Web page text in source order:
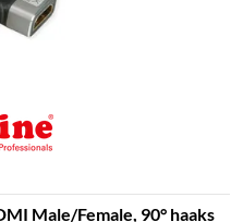
Male/Female, 90° haaks